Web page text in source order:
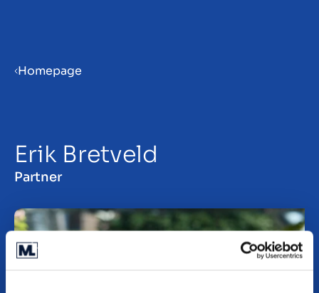
Homepage
Erik Bretveld
Partner